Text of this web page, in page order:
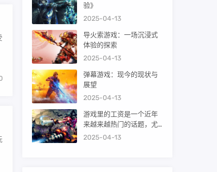
验》
2025-04-13
导火索游戏：一场沉浸式
体验的探索
2025-04-13
弹幕游戏：现今的现状与
展望
2025-04-13
游戏里的工资是一个近年
来越来越热门的话题，尤
其对于电子竞技、游戏开
2025-04-13